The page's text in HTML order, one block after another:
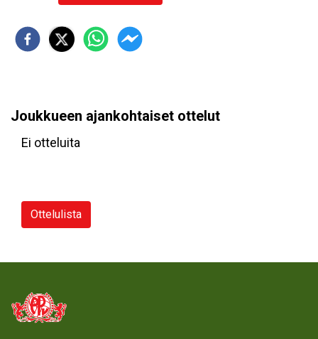
Joukkueen ajankohtaiset ottelut
Ei otteluita
Ottelulista